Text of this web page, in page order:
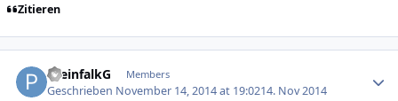
Zitieren
PreinfalkG Members
Geschrieben November 14, 2014 at 19:0214. Nov 2014